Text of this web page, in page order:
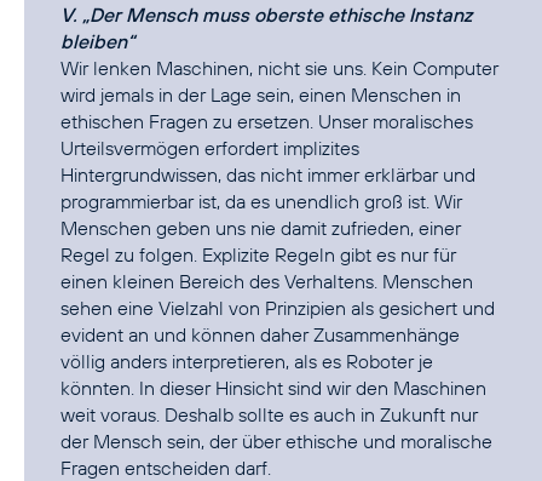
V. „Der Mensch muss oberste ethische Instanz
bleiben“
Wir lenken Maschinen, nicht sie uns. Kein Computer
wird jemals in der Lage sein, einen Menschen in
ethischen Fragen zu ersetzen. Unser moralisches
Urteilsvermögen erfordert implizites
Hintergrundwissen, das nicht immer erklärbar und
programmierbar ist, da es unendlich groß ist. Wir
Menschen geben uns nie damit zufrieden, einer
Regel zu folgen. Explizite Regeln gibt es nur für
einen kleinen Bereich des Verhaltens. Menschen
sehen eine Vielzahl von Prinzipien als gesichert und
evident an und können daher Zusammenhänge
völlig anders interpretieren, als es Roboter je
könnten. In dieser Hinsicht sind wir den Maschinen
weit voraus. Deshalb sollte es auch in Zukunft nur
der Mensch sein, der über ethische und moralische
Fragen entscheiden darf.